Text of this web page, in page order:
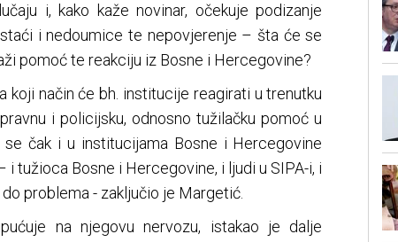
i, kako kaže novinar, očekuje podizanje
i nedoumice te nepovjerenje – šta će se
pomoć te reakciju iz Bosne i Hercegovine?
koji način će bh. institucije reagirati u trenutku
i policijsku, odnosno tužilačku pomoć u
čak i u institucijama Bosne i Hercegovine
tužioca Bosne i Hercegovine, i ljudi u SIPA-i, i
problema - zaključio je Margetić.
na njegovu nervozu, istakao je dalje